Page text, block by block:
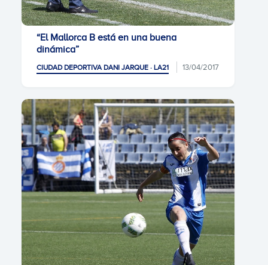
“El Mallorca B está en una buena
dinámica”
CIUDAD DEPORTIVA DANI JARQUE · LA21 13/04/2017